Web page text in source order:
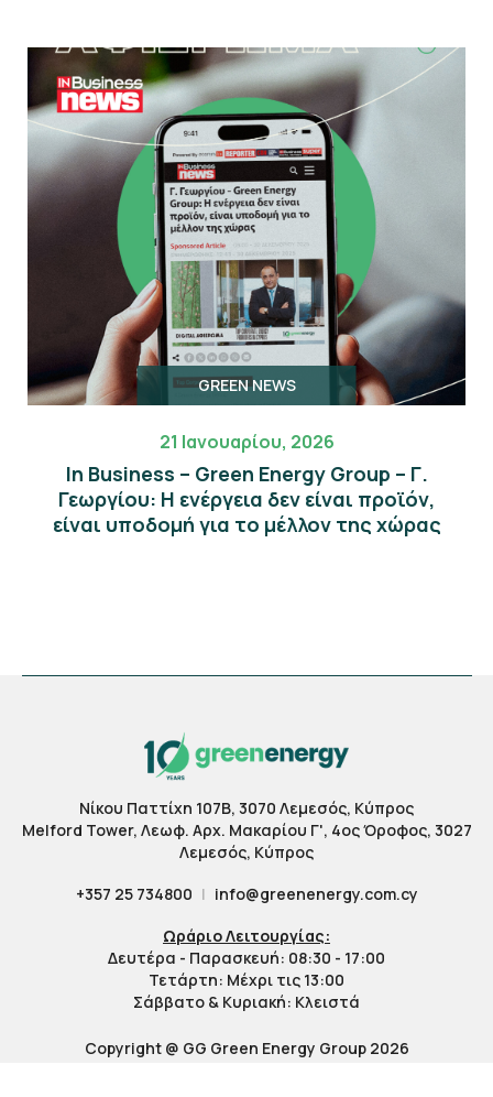
GREEN NEWS
21 Ιανουαρίου, 2026
In Business – Green Energy Group – Γ.
Γεωργίου: Η ενέργεια δεν είναι προϊόν,
είναι υποδομή για το μέλλον της χώρας
Νίκου Παττίχη 107Β, 3070 Λεμεσός, Κύπρος
Melford Tower, Λεωφ. Αρχ. Μακαρίου Γ', 4ος Όροφος, 3027
Λεμεσός, Κύπρος
+357 25 734800 | info@greenenergy.com.cy
Ωράριο Λειτουργίας:
Δευτέρα - Παρασκευή: 08:30 - 17:00
Τετάρτη: Μέχρι τις 13:00
Σάββατο & Κυριακή: Κλειστά
Copyright @ GG Green Energy Group 2026